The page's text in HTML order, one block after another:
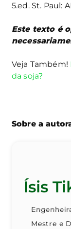
5.ed. St. Paul:
Este texto é
Veja Também!
da soja?
Sobre a
Ísis
Mestre e